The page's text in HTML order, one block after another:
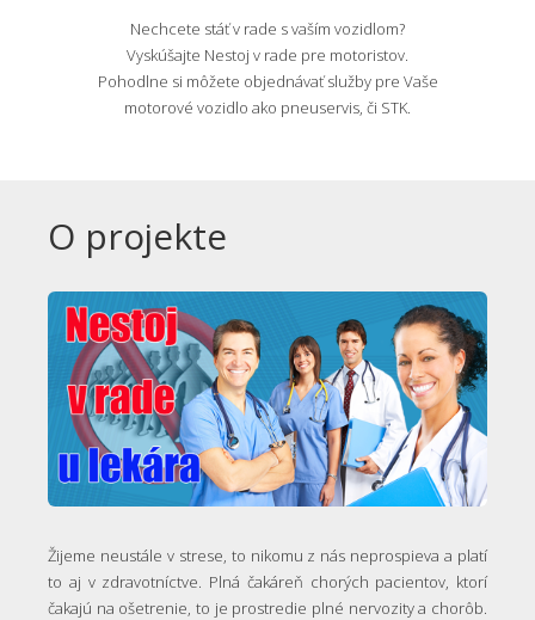
Nechcete stáť v rade s vaším vozidlom?
Vyskúšajte Nestoj v rade pre motoristov.
Pohodlne si môžete objednávať služby pre Vaše
motorové vozidlo ako pneuservis, či STK.
O projekte
Žijeme neustále v strese, to nikomu z nás neprospieva a platí
to aj v zdravotníctve. Plná čakáreň chorých pacientov, ktorí
čakajú na ošetrenie, to je prostredie plné nervozity a chorôb.